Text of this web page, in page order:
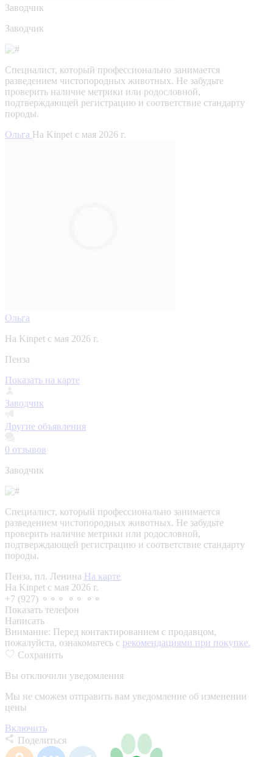
Заводчик
Заводчик
Специалист, который профессионально занимается
разведением чистопородных животных. Не забудьте
проверить наличие метрики или родословной,
подтверждающей регистрацию и соответствие стандарту
породы.
Ольга На Kinpet c мая 2026 г.
Ольга
На Kinpet c мая 2026 г.
Пенза
Показать на карте
Заводчик
Другие объявления
0 отзывов
Заводчик
Специалист, который профессионально занимается
разведением чистопородных животных. Не забудьте
проверить наличие метрики или родословной,
подтверждающей регистрацию и соответствие стандарту
породы.
Пенза, пл. Ленина На карте
На Kinpet c мая 2026 г.
+7 (927) ⚬⚬⚬ ⚬⚬ ⚬⚬
Показать телефон
Написать
Внимание: Перед контактированием с продавцом,
пожалуйста, ознакомьтесь с рекомендациями при покупке.
Сохранить
Вы отключили уведомления
Мы не сможем отправить вам уведомление об изменении
цены
Включить
Поделиться